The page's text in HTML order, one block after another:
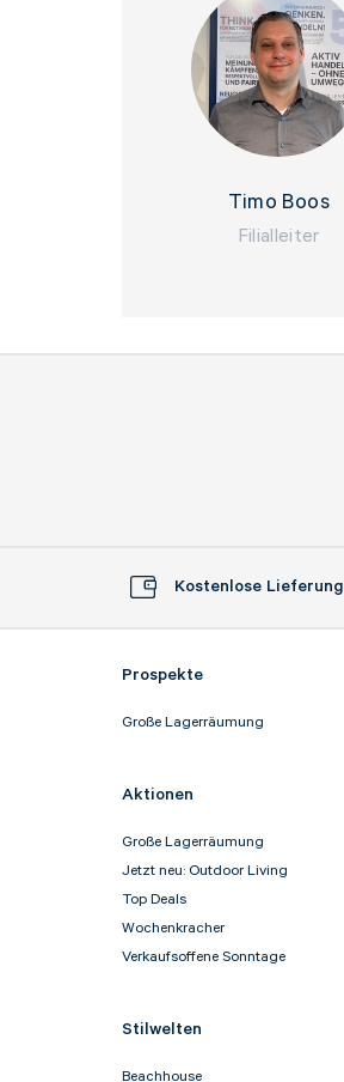
Timo Boos
Filialleiter
Kostenlose Lieferung
Prospekte
Große Lagerräumung
Aktionen
Große Lagerräumung
Jetzt neu: Outdoor Living
Top Deals
Wochenkracher
Verkaufsoffene Sonntage
Stilwelten
Beachhouse